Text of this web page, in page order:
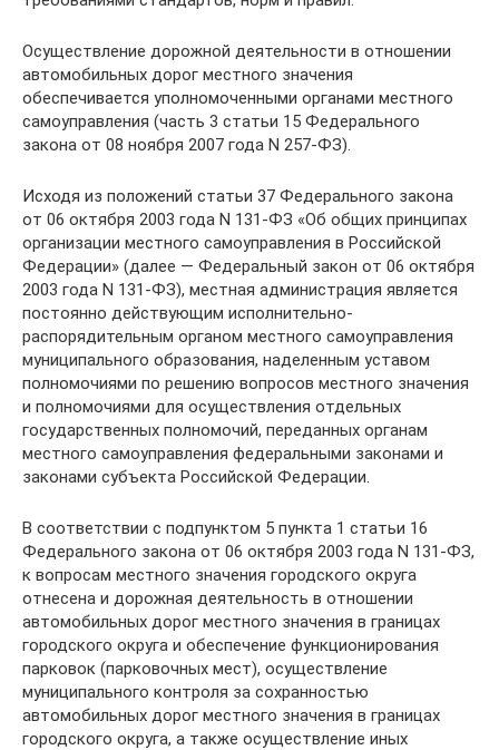
Осуществление дорожной деятельности в отношении
автомобильных дорог местного значения
обеспечивается уполномоченными органами местного
самоуправления (часть 3 статьи 15 Федерального
закона от 08 ноября 2007 года N 257-ФЗ).
Исходя из положений статьи 37 Федерального закона
от 06 октября 2003 года N 131-ФЗ «Об общих принципах
организации местного самоуправления в Российской
Федерации» (далее — Федеральный закон от 06 октября
2003 года N 131-ФЗ), местная администрация является
постоянно действующим исполнительно-
распорядительным органом местного самоуправления
муниципального образования, наделенным уставом
полномочиями по решению вопросов местного значения
и полномочиями для осуществления отдельных
государственных полномочий, переданных органам
местного самоуправления федеральными законами и
законами субъекта Российской Федерации.
В соответствии с подпунктом 5 пункта 1 статьи 16
Федерального закона от 06 октября 2003 года N 131-ФЗ,
к вопросам местного значения городского округа
отнесена и дорожная деятельность в отношении
автомобильных дорог местного значения в границах
городского округа и обеспечение функционирования
парковок (парковочных мест), осуществление
муниципального контроля за сохранностью
автомобильных дорог местного значения в границах
городского округа, а также осуществление иных